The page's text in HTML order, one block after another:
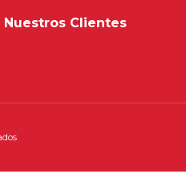
Nuestros Clientes